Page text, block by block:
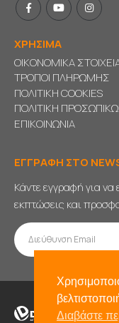
ΧΡΗΣΙΜΑ
ΟΙΚΟΝΟΜΙΚΑ
ΤΡΟΠΟΙ ΠΛΗΡΩΜΗΣ
ΠΟΛΙΤΙΚΗ COOKIES
ΠΟΛΙΤΙΚΗ
ΕΠΙΚΟΙΝΩΝΙΑ
ΕΓΓΡΑΦΗ ΣΤΟ
Κάντε εγγραφή για να
εκπτώσεις και
Διαβάστε